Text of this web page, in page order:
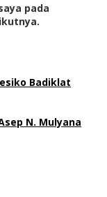
pada
Badiklat
N. Mulyana